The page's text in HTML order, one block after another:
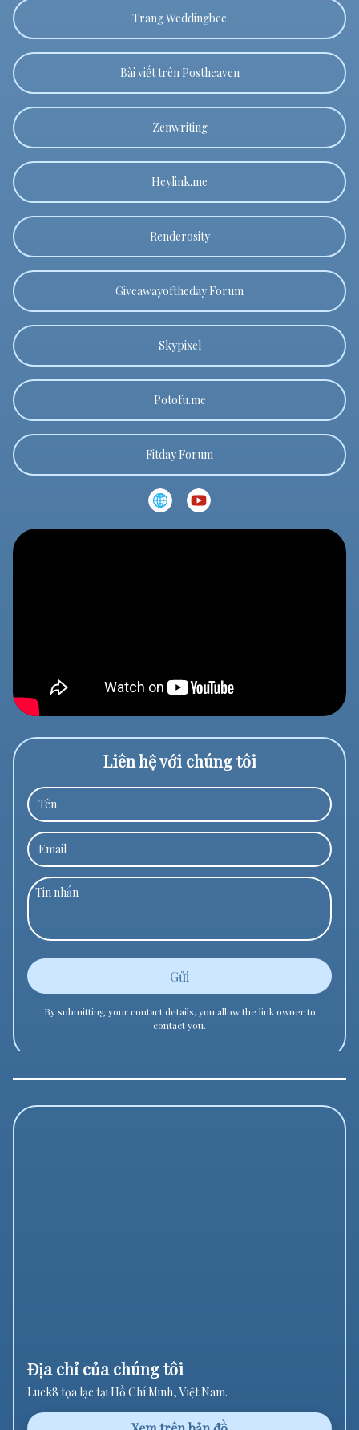
Trang Weddingbee
Bài viết trên Postheaven
Zenwriting
Heylink.me
Renderosity
Giveawayoftheday Forum
Skypixel
Potofu.me
Fitday Forum
Địa chỉ của chúng tôi
Luck8 tọa lạc tại Hồ Chí Minh, Việt Nam.